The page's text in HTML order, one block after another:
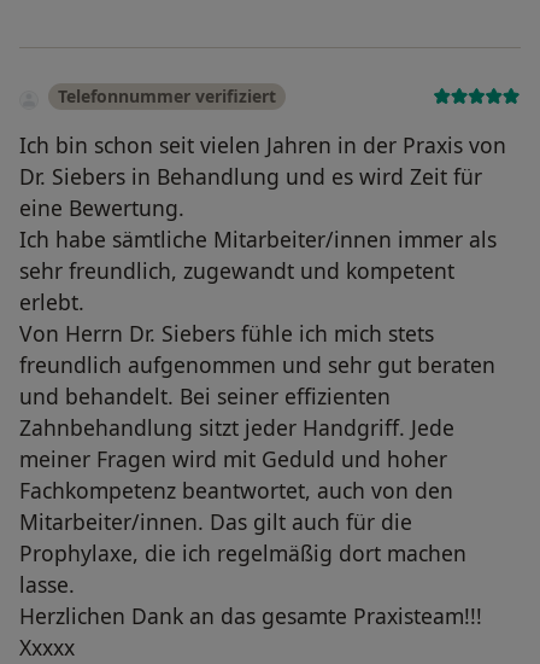
Telefonnummer verifiziert
Ich bin schon seit vielen Jahren in der Praxis von
Dr. Siebers in Behandlung und es wird Zeit für
eine Bewertung.
Ich habe sämtliche Mitarbeiter/innen immer als
sehr freundlich, zugewandt und kompetent
erlebt.
Von Herrn Dr. Siebers fühle ich mich stets
freundlich aufgenommen und sehr gut beraten
und behandelt. Bei seiner effizienten
Zahnbehandlung sitzt jeder Handgriff. Jede
meiner Fragen wird mit Geduld und hoher
Fachkompetenz beantwortet, auch von den
Mitarbeiter/innen. Das gilt auch für die
Prophylaxe, die ich regelmäßig dort machen
lasse.
Herzlichen Dank an das gesamte Praxisteam!!!
Xxxxx